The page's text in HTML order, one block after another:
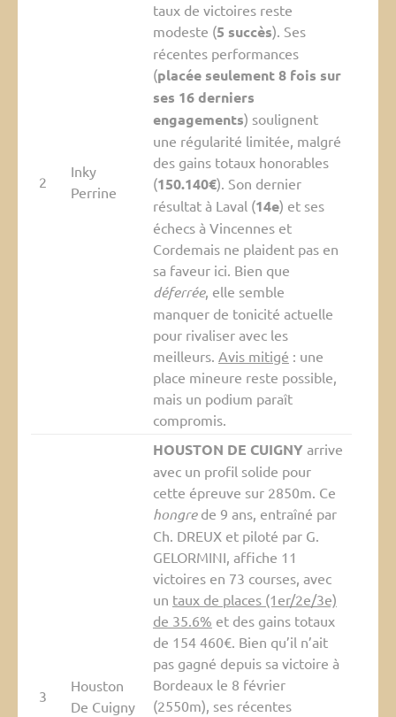
2
Inky
Perrine
taux de victoires reste
modeste (5 succès). Ses
récentes performances
(placée seulement 8 fois sur
ses 16 derniers
engagements) soulignent
une régularité limitée, malgré
des gains totaux honorables
(150.140€). Son dernier
résultat à Laval (14e) et ses
échecs à Vincennes et
Cordemais ne plaident pas en
sa faveur ici. Bien que
déferrée, elle semble
manquer de tonicité actuelle
pour rivaliser avec les
meilleurs. Avis mitigé : une
place mineure reste possible,
mais un podium paraît
compromis.
3
Houston
De Cuigny
HOUSTON DE CUIGNYarrive
avec un profil solide pour
cette épreuve sur 2850m. Ce
hongrede 9 ans, entraîné par
Ch. DREUX et piloté par G.
GELORMINI, affiche 11
victoires en 73 courses, avec
un taux de places (1er/2e/3e)
de 35.6% et des gains totaux
de 154 460€. Bien qu’il n’ait
pas gagné depuis sa victoire à
Bordeaux le 8 février
(2550m), ses récentes